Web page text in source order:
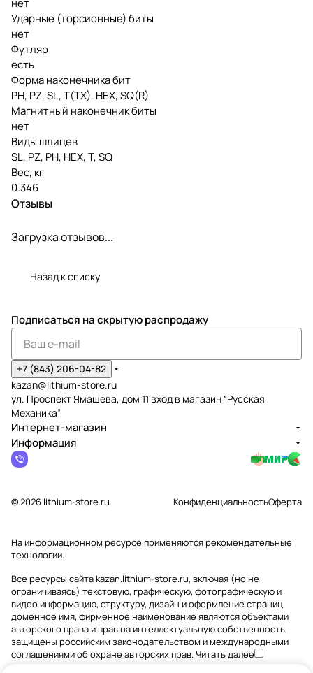
нет
Ударные (торсионные) биты
нет
Футляр
есть
Форма наконечника бит
PH, PZ, SL, T(TX), HEX, SQ(R)
Магнитный наконечник биты
нет
Виды шлицев
SL, PZ, PH, HEX, T, SQ
Вес, кг
0.346
Отзывы
Загрузка отзывов...
Назад к списку
Подписаться на скрытую распродажу
+7 (843) 206-04-82
kazan@lithium-store.ru
ул. Проспект Ямашева, дом 11 вход в магазин “Русская
Механика”
Интернет-магазин
Информация
© 2026 lithium-store.ru КонфиденциальностьОферта
На информационном ресурсе применяютсярекомендательные
технологии.
Все ресурсы сайта kazan.lithium-store.ru, включая (но не
ограничиваясь) текстовую, графическую, фотографическую и
видео информацию, структуру, дизайн и оформление страниц,
доменное имя, фирменное наименование являются объектами
авторского права и прав на интеллектуальную собственность,
защищены российским законодательством и международными
соглашениями об охране авторских прав.Читать далее